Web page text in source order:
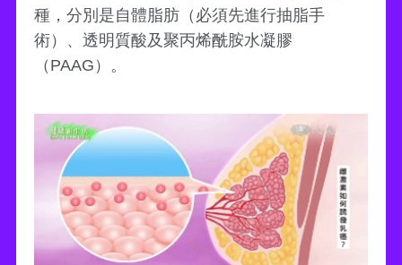
種，分別是自體脂肪（必須先進行抽脂手
術）、透明質酸及聚丙烯酰胺水凝膠
（PAAG）。